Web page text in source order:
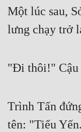
Một lúc sau,
lưng chạy trở
"Đi thôi!" Cậu
Trình Tấn
tên: "Tiểu